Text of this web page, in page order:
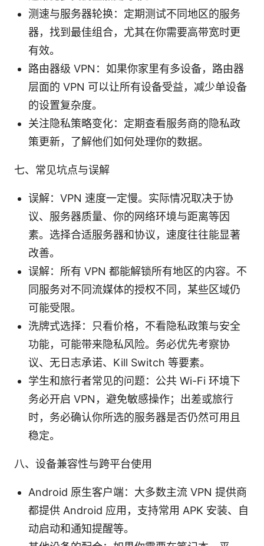
测速与服务器轮换：定期测试不同地区的服务
器，找到最佳组合，尤其在你需要高带宽时更
有效。
路由器级 VPN：如果你家里有多设备，路由器
层面的 VPN 可以让所有设备受益，减少单设备
的设置复杂度。
关注隐私策略变化：定期查看服务商的隐私政
策更新，了解他们如何处理你的数据。
七、常见坑点与误解
误解：VPN 速度一定慢。实际情况取决于协
议、服务器质量、你的网络环境与距离等因
素。选择合适服务器和协议，速度往往能显著
改善。
误解：所有 VPN 都能解锁所有地区的内容。不
同服务对不同流媒体的授权不同，某些区域仍
可能受限。
洗牌式选择：只看价格，不看隐私政策与安全
功能，可能带来隐私风险。务必优先考察协
议、无日志承诺、Kill Switch 等要素。
学生和旅行者常见的问题：公共 Wi-Fi 环境下
务必开启 VPN，避免敏感操作；出差或旅行
时，务必确认你所选的服务器是否仍然可用且
稳定。
八、设备兼容性与跨平台使用
Android 原生客户端：大多数主流 VPN 提供商
都提供 Android 应用，支持常用 APK 安装、自
动启动和通知提醒等。